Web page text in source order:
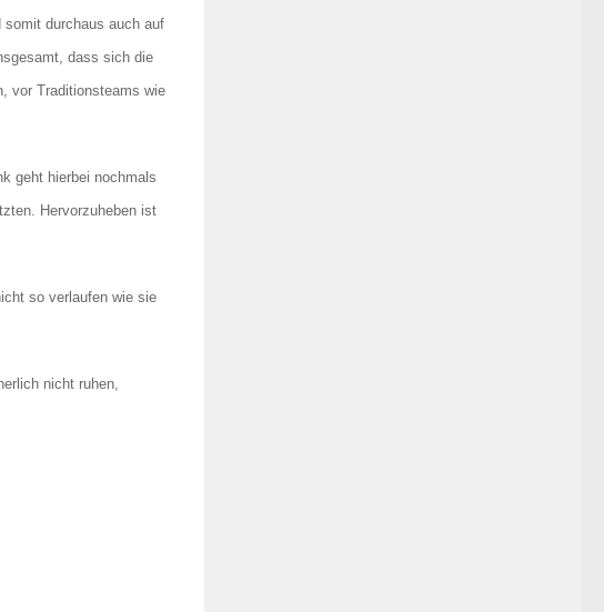
somit durchaus auch auf
dass sich die
vor Traditionsteams wie
geht hierbei nochmals
Hervorzuheben ist
so verlaufen wie sie
nicht ruhen,